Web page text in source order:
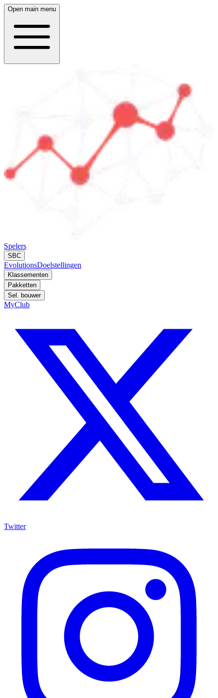
Open main menu
Spelers
SBC
EvolutionsDoelstellingen
Klassementen
Pakketten
Sel. bouwer
MyClub
Twitter